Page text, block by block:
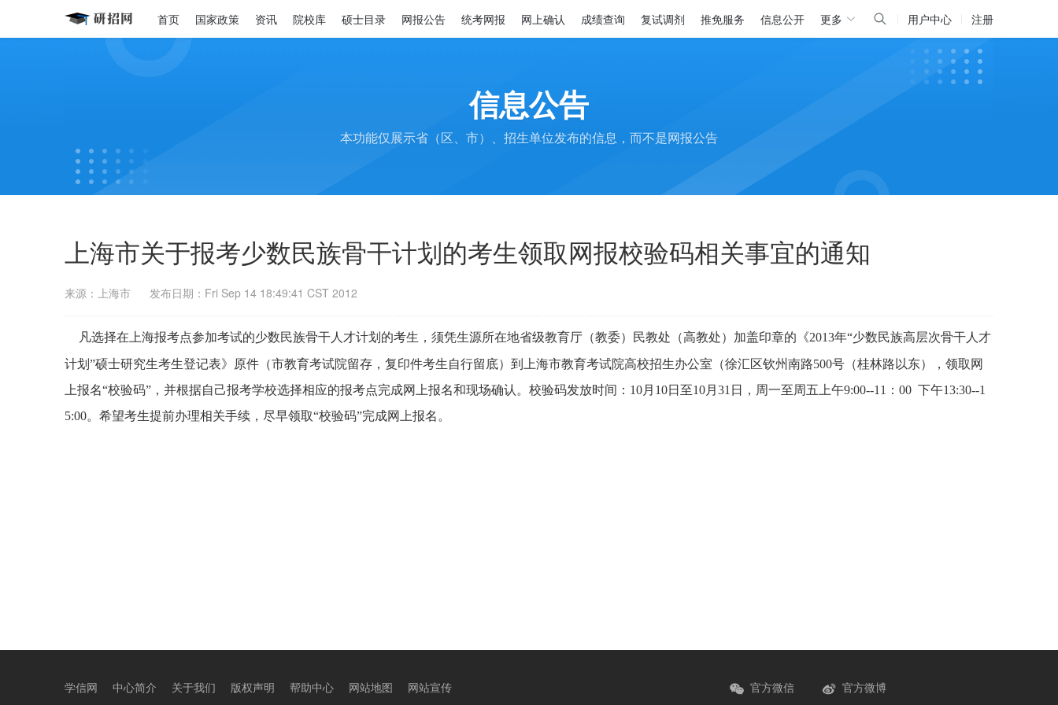
首页 国家政策 资讯 院校库 硕士目录 网报公告 统考网报 网上确认 成绩查询 复试调剂 推免服务 信息公开 更多 用户中心 注册
信息公告
本功能仅展示省（区、市）、招生单位发布的信息，而不是网报公告
上海市关于报考少数民族骨干计划的考生领取网报校验码相关事宜的通知
来源：上海市 发布日期：Fri Sep 14 18:49:41 CST 2012
凡选择在上海报考点参加考试的少数民族骨干人才计划的考生，须凭生源所在地省级教育厅（教委）民教处（高教处）加盖印章的《2013年“少数民族高层次骨干人才
计划 ”硕士研究生考生登记表》原件（市教育考试院留存，复印件考生自行留底）到上海市教育考试院高校招生办公室（徐汇区钦州南路500号（桂林路以东），领取网
上报名“校验码”，并根据自己报考学校选择相应的报考点完成网上报名和现场确认。校验码发放时间：10月10日至10月31日， 周一至周五上午9:00--11 ： 00 下午13:30--1
5:00。希望考生提前办理相关手续，尽早领取“校验码”完成网上报名。
学信网 中心简介 关于我们 版权声明 帮助中心 网站地图 网站宣传 官方微信 官方微博